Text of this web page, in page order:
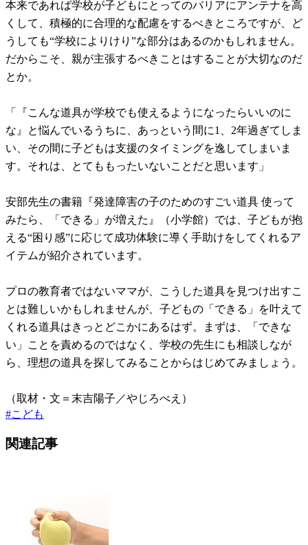
本来であれば学校が子どもにとってのバリアにアンテナを高
くして、積極的に合理的な配慮をするべきところですが、ど
うしても“学校によりけり”な部分はあるのかもしれません。
だからこそ、親が主張するべきことはすることが大切なのだ
とか。
「『こんな道具が学校でも使えるようになったらいいのに
な』と悩んでいるうちに、あっという間に1、2年過ぎてしま
い、その間に子どもは支援のタイミングを逸してしまいま
す。それは、とてももったいないことだと思います」
安部先生の書籍『発達障害の子のためのすごい道具 使って
みたら、「できる」が増えた』（小学館）では、子どもが抱
える“困り感”に応じて成功体験に導く手助けをしてくれるア
イテムが紹介されています。
プロの教育者ではないママが、こうした道具を見つけ出すこ
とは難しいかもしれませんが、子どもの「できる」を叶えて
くれる道具はきっとどこかにあるはず。まずは、「できな
い」ことを責めるのではなく、学校の先生にも相談しなが
ら、理想の道具を探してみることからはじめてみましょう。
（取材・文＝末吉陽子／やじろべえ）
#こども
関連記事